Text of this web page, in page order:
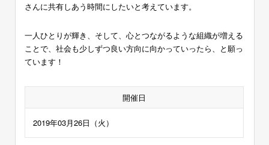
さんに共有しあう時間にしたいと考えています。
一人ひとりが輝き、そして、心とつながるような組織が増える
ことで、社会も少しずつ良い方向に向かっていったら、と願っ
ています！
開催日
2019年03月26日（火）